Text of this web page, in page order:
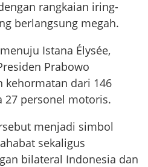
rangkaian iring-
berlangsung megah.
Istana Élysée,
Prabowo
kehormatan dari 146
27 personel motoris.
menjadi simbol
sekaligus
bilateral Indonesia dan